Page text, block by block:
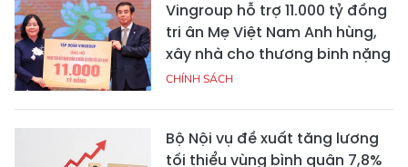
Vingroup hỗ trợ 11.000 tỷ đồng
tri ân Mẹ Việt Nam Anh hùng,
xây nhà cho thương binh nặng
CHÍNH SÁCH
Bộ Nội vụ đề xuất tăng lương
tối thiểu vùng bình quân 7,8%